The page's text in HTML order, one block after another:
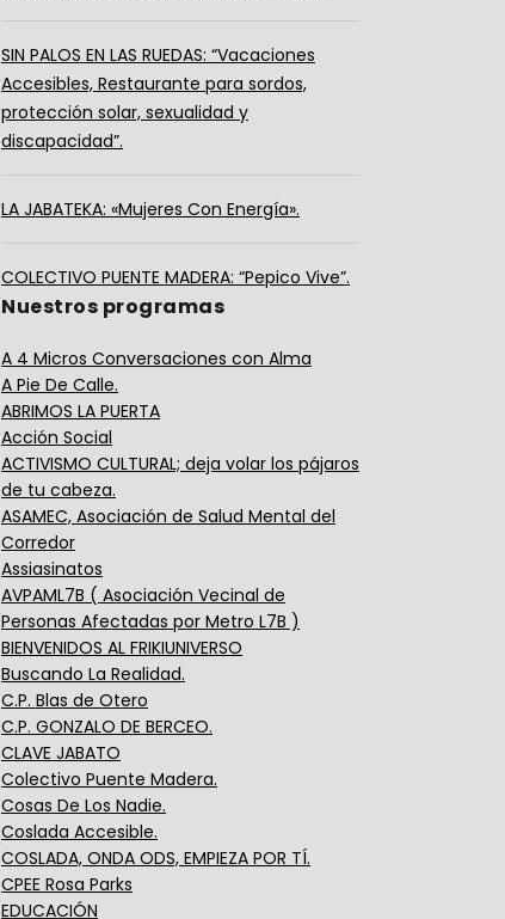
SIN PALOS EN LAS RUEDAS: “Vacaciones
Accesibles, Restaurante para sordos,
protección solar, sexualidad y
discapacidad”.
LA JABATEKA: «Mujeres Con Energía».
COLECTIVO PUENTE MADERA: “Pepico Vive”.
Nuestros programas
A 4 Micros Conversaciones con Alma
A Pie De Calle.
ABRIMOS LA PUERTA
Acción Social
ACTIVISMO CULTURAL; deja volar los pájaros
de tu cabeza.
ASAMEC, Asociación de Salud Mental del
Corredor
Assiasinatos
AVPAML7B ( Asociación Vecinal de
Personas Afectadas por Metro L7B )
BIENVENIDOS AL FRIKIUNIVERSO
Buscando La Realidad.
C.P. Blas de Otero
C.P. GONZALO DE BERCEO.
CLAVE JABATO
Colectivo Puente Madera.
Cosas De Los Nadie.
Coslada Accesible.
COSLADA, ONDA ODS, EMPIEZA POR TÍ.
CPEE Rosa Parks
EDUCACIÓN